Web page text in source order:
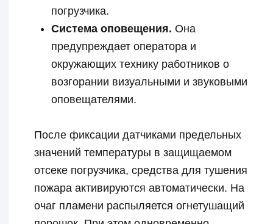
SANY имеет немало
достоинств.
Это значительно увеличивает уровень
Производственная среда становится
существенно защищенной как для
оператора, так и для окружающих,